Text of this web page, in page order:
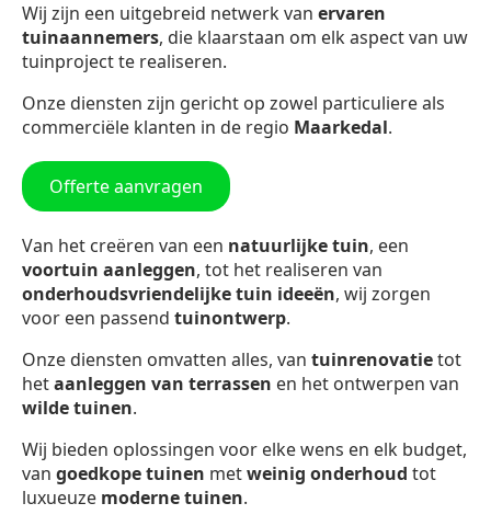
Wij zijn een uitgebreid netwerk van ervaren
tuinaannemers, die klaarstaan om elk aspect van uw
tuinproject te realiseren.
Onze diensten zijn gericht op zowel particuliere als
commerciële klanten in de regio Maarkedal.
Offerte aanvragen
Van het creëren van een natuurlijke tuin, een
voortuin aanleggen, tot het realiseren van
onderhoudsvriendelijke tuin ideeën, wij zorgen
voor een passend tuinontwerp.
Onze diensten omvatten alles, van tuinrenovatietot
hetaanleggen van terrassen en het ontwerpen van
wilde tuinen.
Wij bieden oplossingen voor elke wens en elk budget,
van goedkope tuinen metweinig onderhoud tot
luxueuze moderne tuinen.